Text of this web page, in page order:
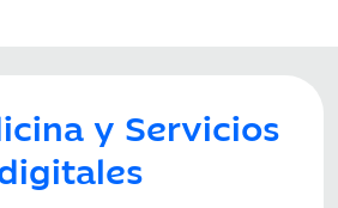
y Servicios